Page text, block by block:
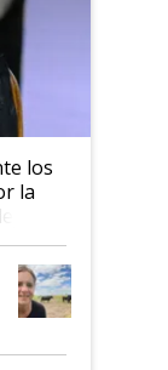
los
la
de
un